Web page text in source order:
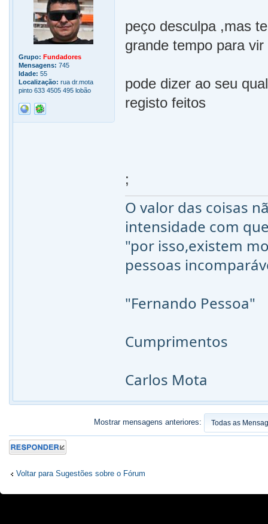
Grupo: Fundadores
Mensagens: 745
Idade: 55
Localização: rua dr.mota
pinto 633 4505 495 lobão
peço desculpa ,mas
grande tempo para
pode dizer ao seu
registo feitos
;
O valor das coisas
intensidade com
"por isso,existem
pessoas
"Fernando Pessoa"
Cumprimentos
Carlos Mota
Mostrar mensagens anteriores:
Responder
Voltar para Sugestões sobre o Fórum